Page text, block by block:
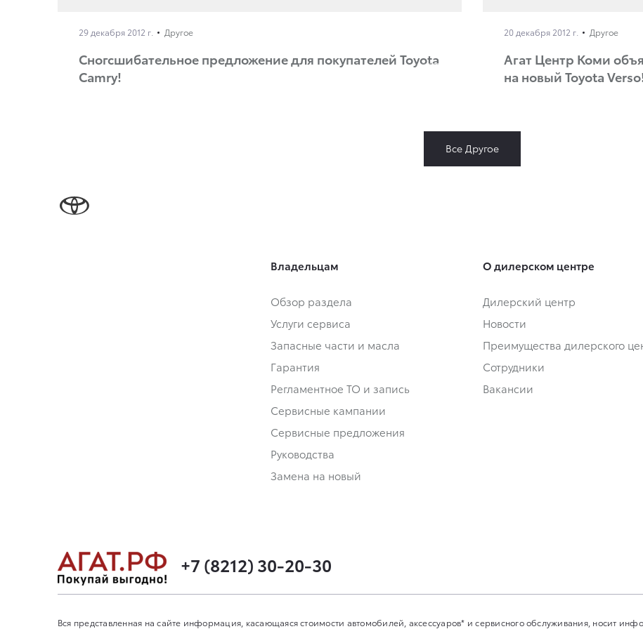
29 декабря 2012 г. Другое
Сногсшибательное предложение для покупателей Toyota
Camry!
20 декабря 2012 г. Другое
Агат Центр Коми
на новый Toyota
Все Другое
Владельцам
Обзор раздела
Услуги сервиса
Запасные части и масла
Гарантия
Регламентное ТО и запись
Сервисные кампании
Сервисные предложения
Руководства
Замена на новый
О дилерском центре
Дилерский центр
Новости
Преимущества дилерского
Сотрудники
Вакансии
+7 (8212) 30-20-30
Вся представленная на сайте информация, касающаяся стоимости автомобилей, аксессуаров* и сервисного обслуживания, носит